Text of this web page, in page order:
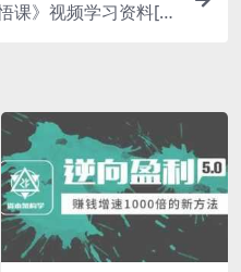
课》视频学习资料[M